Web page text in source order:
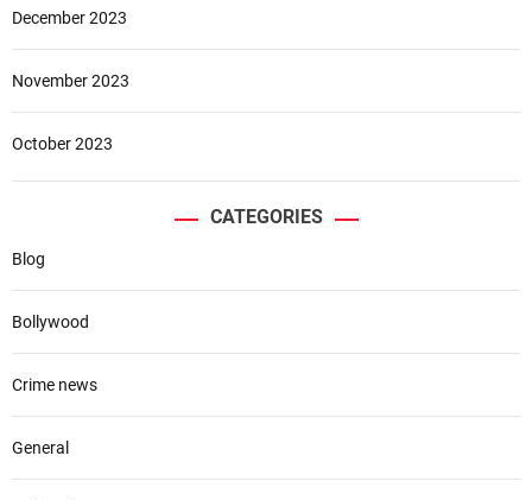
December 2023
November 2023
October 2023
CATEGORIES
Blog
Bollywood
Crime news
General